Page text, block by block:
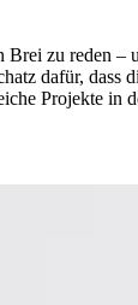
zu reden
dafür,
Projekte